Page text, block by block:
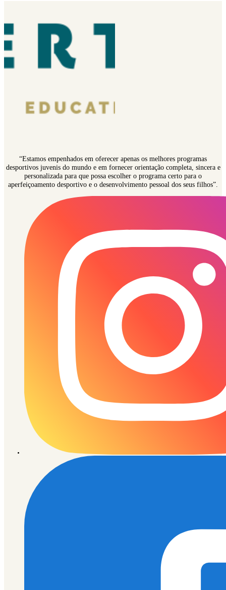
“Estamos empenhados em oferecer apenas os melhores programas
desportivos juvenis do mundo e em fornecer orientação completa, sincera e
personalizada para que possa escolher o programa certo para o
aperfeiçoamento desportivo e o desenvolvimento pessoal dos seus filhos”.